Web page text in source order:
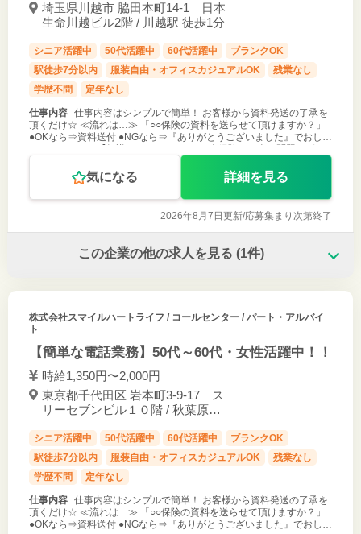
埼玉県川越市 脇田本町14-1 日本
生命川越ビル2階 / 川越駅 徒歩1分
シニア活躍中 50代活躍中 60代活躍中
ブランクOK
駅徒歩7分以内
服装自由・オフィスカジュアルOK
残業なし
学歴不問
定年なし
仕事内容 仕事内容はシンプルで簡単！ お客様から資料発送の了承を
頂くだけ☆ ≪流れは…≫ 「○○保険の資料を送らせて頂けますか？」
●OKなら⇒資料送付 ●NGなら⇒『ありがとうございました』でおしま
気になる 詳細を見る
2026年8月7日更新/応募集まり次第終了
この企業の他の求人を見る (1件)
株式会社スマイルハートライフ / コールセンター / パート・アルバイ
ト
【簡単な電話業務】50代～60代・女性活躍中！！
時給1,350円〜2,000円
東京都千代田区 岩本町3-9-17 ス
リーセブンビル１０階 / 秋葉原駅
シニア活躍中 50代活躍中 60代活躍中
ブランクOK
駅徒歩7分以内
服装自由・オフィスカジュアルOK
残業なし
学歴不問
定年なし
仕事内容 仕事内容はシンプルで簡単！ お客様から資料発送の了承を
頂くだけ☆ ≪流れは…≫ 「○○保険の資料を送らせて頂けますか？」
●OKなら⇒資料送付 ●NGなら⇒『ありがとうございました』でおしま